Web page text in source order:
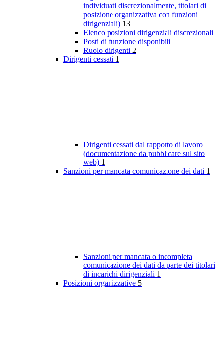
individuati discrezionalmente, titolari di
posizione organizzativa con funzioni
dirigenziali) 13
Elenco posizioni dirigenziali discrezionali
Posti di funzione disponibili
Ruolo dirigenti 2
Dirigenti cessati 1
Dirigenti cessati dal rapporto di lavoro
(documentazione da pubblicare sul sito
web) 1
Sanzioni per mancata comunicazione dei dati 1
Sanzioni per mancata o incompleta
comunicazione dei dati da parte dei titolari
di incarichi dirigenziali 1
Posizioni organizzative 5